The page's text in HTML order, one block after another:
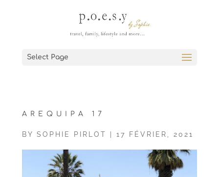
Select Page
AREQUIPA 17
BY SOPHIE PIRLOT 17 FÉVRIER, 2021